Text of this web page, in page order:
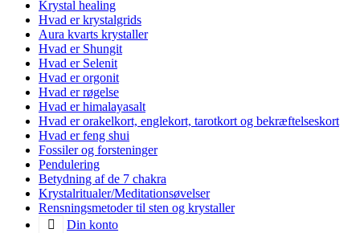
Krystal healing
Hvad er krystalgrids
Aura kvarts krystaller
Hvad er Shungit
Hvad er Selenit
Hvad er orgonit
Hvad er røgelse
Hvad er himalayasalt
Hvad er orakelkort, englekort, tarotkort og bekræftelseskort
Hvad er feng shui
Fossiler og forsteninger
Pendulering
Betydning af de 7 chakra
Krystalritualer/Meditationsøvelser
Rensningsmetoder til sten og krystaller
Din konto